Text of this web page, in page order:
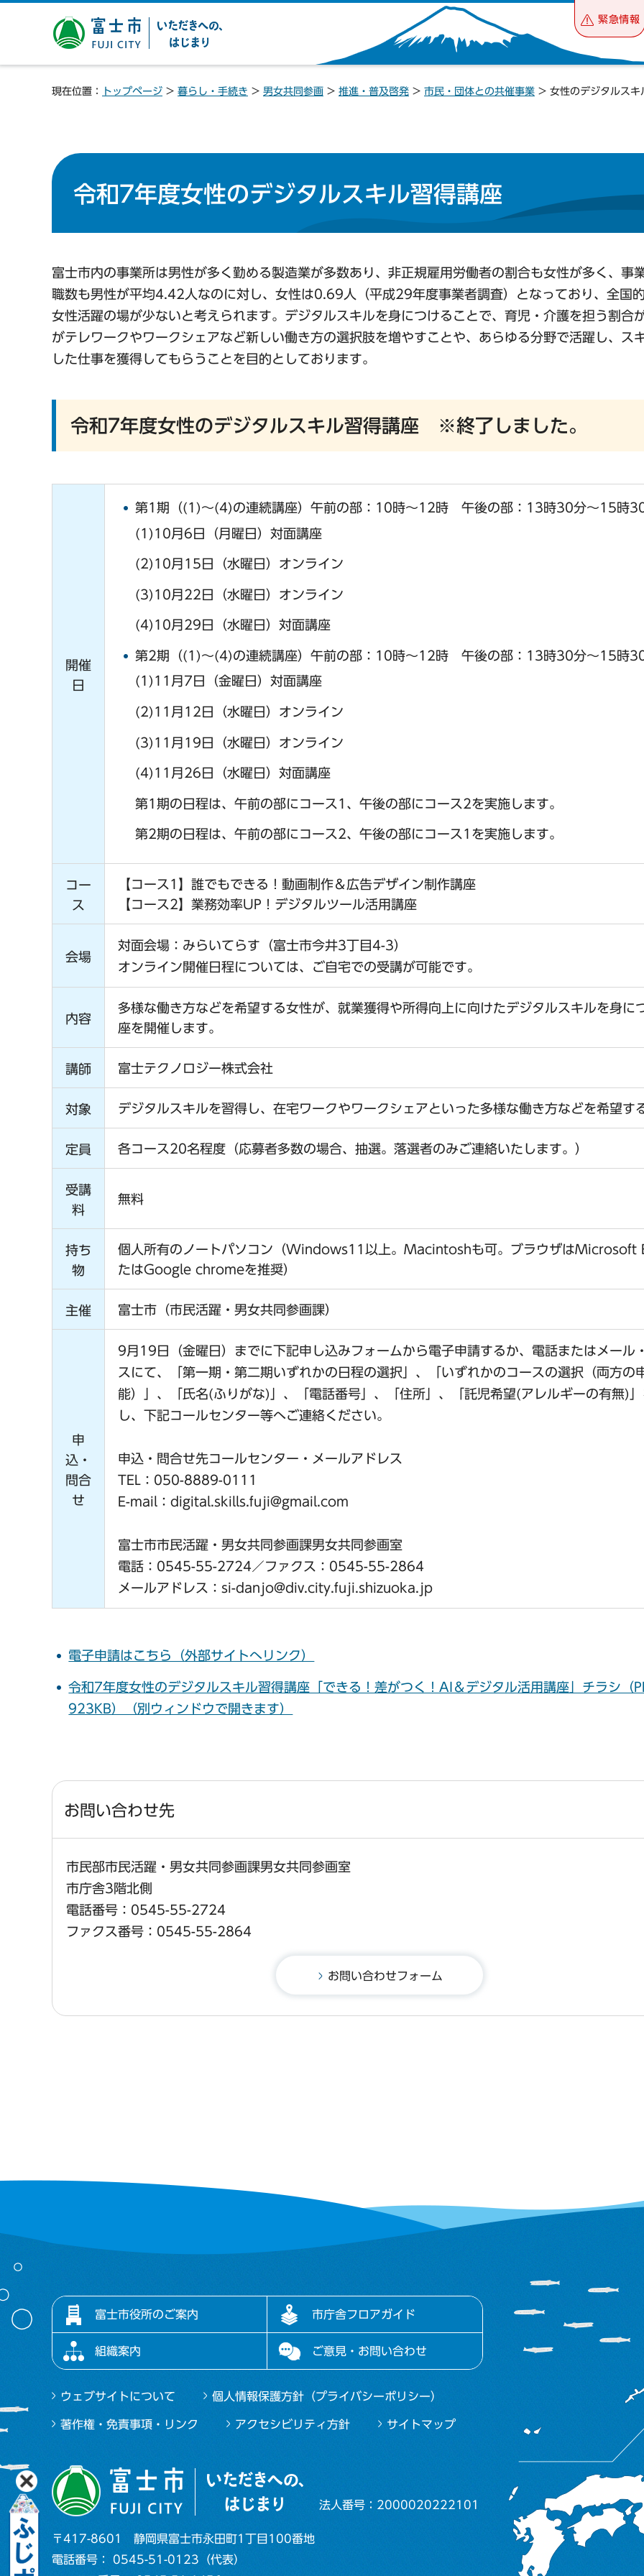
富士市 いただきへの、は
じまり
緊急情報
現在位置： トップページ > 暮らし・手続き > 男女共同参画 > 推進・普及啓発 > 市民・団体との共催事業 > 女性のデジタルスキ
令和7年度女性のデジタルスキル習得講座
富士市内の事業所は男性が多く勤める製造業が多数あり、非正規雇用労働者の割合も女性が多く、事
職数も男性が平均4.42人なのに対し、女性は0.69人（平成29年度事業者調査）となっており、全国
女性活躍の場が少ないと考えられます。デジタルスキルを身につけることで、育児・介護を担う割合
がテレワークやワークシェアなど新しい働き方の選択肢を増やすことや、あらゆる分野で活躍し、ス
した仕事を獲得してもらうことを目的としております。
令和7年度女性のデジタルスキル習得講座 ※終了しました。
開催
日
第1期（(1)～(4)の連続講座）午前の部：10時～12時 午後の部：13時30分～15時
(1)10月6日（月曜日）対面講座
(2)10月15日（水曜日）オンライン
(3)10月22日（水曜日）オンライン
(4)10月29日（水曜日）対面講座
第2期（(1)～(4)の連続講座）午前の部：10時～12時 午後の部：13時30分～15時
(1)11月7日（金曜日）対面講座
(2)11月12日（水曜日）オンライン
(3)11月19日（水曜日）オンライン
(4)11月26日（水曜日）対面講座
第1期の日程は、午前の部にコース1、午後の部にコース2を実施します。
第2期の日程は、午前の部にコース2、午後の部にコース1を実施します。
コー
ス
【コース1】誰でもできる！動画制作＆広告デザイン制作講座
【コース2】業務効率UP！デジタルツール活用講座
会場
対面会場：みらいてらす（富士市今井3丁目4-3）
オンライン開催日程については、ご自宅での受講が可能です。
内容
多様な働き方などを希望する女性が、就業獲得や所得向上に向けたデジタルスキルを身に
座を開催します。
講師 富士テクノロジー株式会社
対象 デジタルスキルを習得し、在宅ワークやワークシェアといった多様な働き方などを希望す
定員 各コース20名程度（応募者多数の場合、抽選。落選者のみご連絡いたします。）
受講
料
無料
持ち
物
個人所有のノートパソコン（Windows11以上。Macintoshも可。ブラウザはMicrosoft
たはGoogle chromeを推奨）
主催 富士市（市民活躍・男女共同参画課）
申
込・
問合
せ
9月19日（金曜日）までに下記申し込みフォームから電子申請するか、電話またはメール
スにて、「第一期・第二期いずれかの日程の選択」、「いずれかのコースの選択（両方の
能）」、「氏名(ふりがな)」、「電話番号」、「住所」、「託児希望(アレルギーの有無)
し、下記コールセンター等へご連絡ください。
申込・問合せ先コールセンター・メールアドレス
TEL：050-8889-0111
E-mail：digital.skills.fuji@gmail.com
富士市市民活躍・男女共同参画課男女共同参画室
電話：0545-55-2724／ファクス：0545-55-2864
メールアドレス：si-danjo@div.city.fuji.shizuoka.jp
電子申請はこちら（外部サイトへリンク）
令和7年度女性のデジタルスキル習得講座「できる！差がつく！AI＆デジタル活用講座」チラシ（
923KB）（別ウィンドウで開きます）
お問い合わせ先
市民部市民活躍・男女共同参画課男女共同参画室
市庁舎3階北側
電話番号：0545-55-2724
ファクス番号：0545-55-2864
富士市役所のご案内 市庁舎フロアガイド
組織案内 ご意見・お問い合わせ
ウェブサイトについて 個人情報保護方針（プライバシーポリシー）
著作権・免責事項・リンク アクセシビリティ方針 サイトマップ
法人番号：2000020222101
〒417-8601 静岡県富士市永田町1丁目100番地
電話番号： 0545-51-0123（代表）